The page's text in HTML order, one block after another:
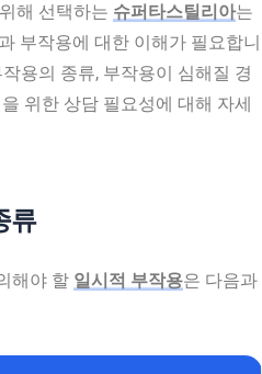
해 선택하는 슈퍼타스틸리아는
부작용에 대한 이해가 필요합니
용의 종류, 부작용이 심해질 경
위한 상담 필요성에 대해 자세
류
해야 할 일시적 부작용은 다음과